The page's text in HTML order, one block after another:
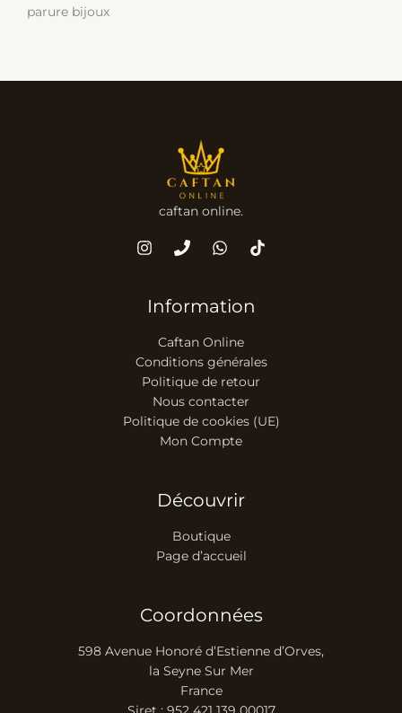
parure bijoux
caftan online.
Information
Caftan Online
Conditions générales
Politique de retour
Nous contacter
Politique de cookies (UE)
Mon Compte
Découvrir
Boutique
Page d’accueil
Coordonnées
598 Avenue Honoré d’Estienne d’Orves,
la Seyne Sur Mer
France